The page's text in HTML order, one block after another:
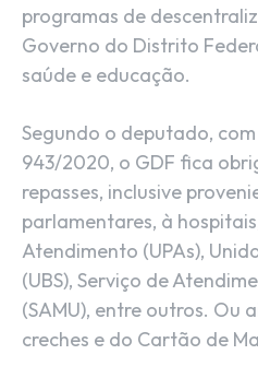
programas de
Governo do Distrito
saúde e educação.
Segundo o deputado,
943/2020, o GDF fica
repasses, inclusive
parlamentares, à
Atendimento (UPAs),
(UBS), Serviço de
(SAMU), entre outros. Ou
creches e do Cartão de